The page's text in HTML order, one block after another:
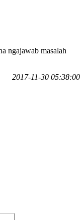
ngajawab masalah
2017-11-30 05:38:00